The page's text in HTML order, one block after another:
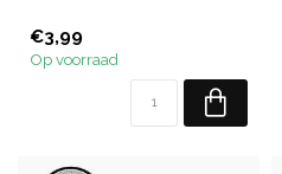
€3,99
Op voorraad